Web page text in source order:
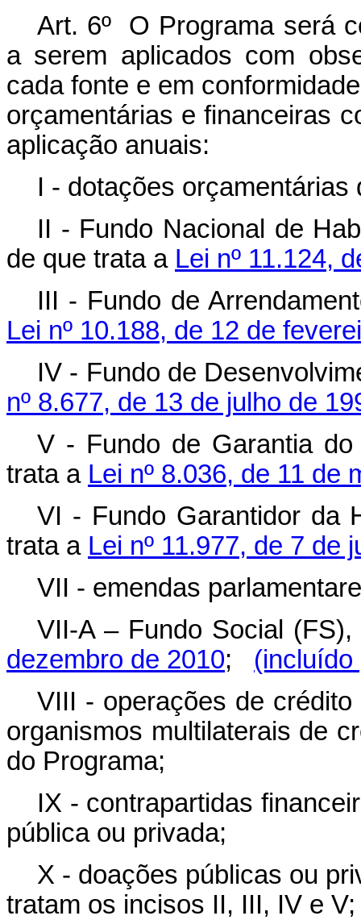
Art. 6º O Programa será
a serem aplicados com
cada fonte e em
orçamentárias e financeiras
aplicação anuais:
I - dotações orçamentárias
II - Fundo Nacional de
de que trata a Lei nº 11.124,
III - Fundo de
Lei nº 10.188, de 12 de
IV - Fundo de
nº 8.677, de 13 de julho de
V - Fundo de Garantia
trata a Lei nº 8.036, de 11 de
VI - Fundo Garantidor da
trata a Lei nº 11.977, de 7 de
VII - emendas
VII-A – Fundo Social
dezembro de 2010;
(incluído
VIII - operações de
organismos multilaterais de
do Programa;
IX - contrapartidas
pública ou privada;
X - doações públicas ou
tratam os incisos II, III, IV e V;